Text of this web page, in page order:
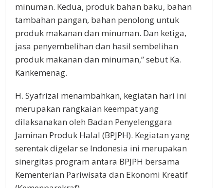
minuman. Kedua, produk bahan baku, bahan
tambahan pangan, bahan penolong untuk
produk makanan dan minuman. Dan ketiga,
jasa penyembelihan dan hasil sembelihan
produk makanan dan minuman,” sebut Ka.
Kankemenag.
H. Syafrizal menambahkan, kegiatan hari ini
merupakan rangkaian keempat yang
dilaksanakan oleh Badan Penyelenggara
Jaminan Produk Halal (BPJPH). Kegiatan yang
serentak digelar se Indonesia ini merupakan
sinergitas program antara BPJPH bersama
Kementerian Pariwisata dan Ekonomi Kreatif